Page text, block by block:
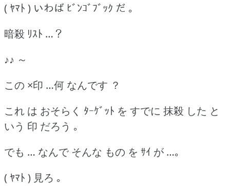
( ﾔﾏﾄ ) いわば ﾋﾞﾝｺﾞﾌﾞｯｸ だ ｡
暗殺 ﾘｽﾄ …？
♪♪ ～
この ×印 …何 なんです ？
これ は おそらく ﾀｰｹﾞｯﾄ を すでに 抹殺 した と
いう 印 だろう ｡
でも … なんで そんな もの を ｻｲ が …｡
( ﾔﾏﾄ ) 見ろ ｡